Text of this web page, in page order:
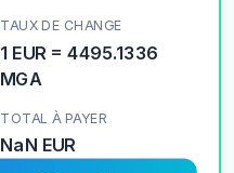
TAUX DE CHANGE
1 EUR=4495.1336
MGA
TOTAL À PAYER
NaN EUR